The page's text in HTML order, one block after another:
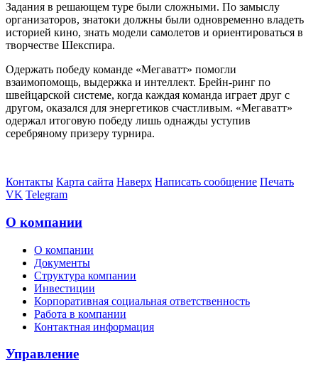
Задания в решающем туре были сложными. По замыслу
организаторов, знатоки должны были одновременно владеть
историей кино, знать модели самолетов и ориентироваться в
творчестве Шекспира.
Одержать победу команде «Мегаватт» помогли
взаимопомощь, выдержка и интеллект. Брейн-ринг по
швейцарской системе, когда каждая команда играет друг с
другом, оказался для энергетиков счастливым. «Мегаватт»
одержал итоговую победу лишь однажды уступив
серебряному призеру турнира.
Контакты Карта сайта Наверх Написать сообщение Печать
VK Telegram
О компании
О компании
Документы
Структура компании
Инвестиции
Корпоративная социальная ответственность
Работа в компании
Контактная информация
Управление